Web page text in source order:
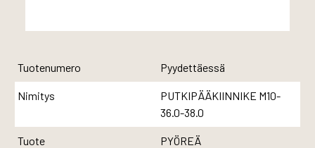
Tuotenumero Pyydettäessä
Nimitys
PUTKIPÄÄKIINNIKE M10-
36.0-38.0
Tuote PYÖREÄ